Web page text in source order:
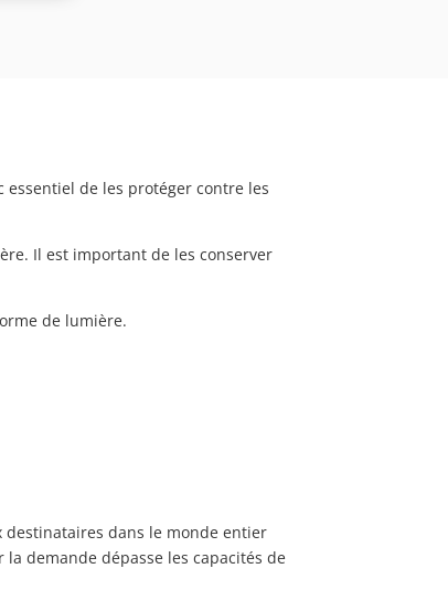
essentiel de les protéger contre les
Il est important de les conserver
de lumière.
destinataires dans le monde entier
la demande dépasse les capacités de